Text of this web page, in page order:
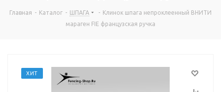
Главная - Каталог - ШПАГА - Клинок шпага непроклеенный ВНИТИ
мараген FIE французская ручка
ХИТ